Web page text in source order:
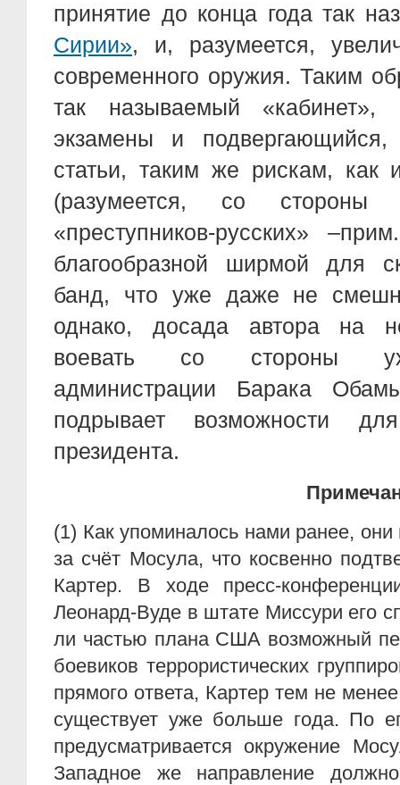
принятие до конца года так
Сирии», и, разумеется,
современного оружия. Таким
так называемый «кабинет»,
экзамены и
статьи, таким же рискам, как
(разумеется, со стороны
«преступников-русских»
благообразной ширмой для
банд, что уже даже не
однако, досада автора на
воевать со стороны
администрации Барака
подрывает возможности
президента.
(1) Как упоминалось нами ранее, они
за счёт Мосула, что косвенно
Картер. В ходе пресс-
Леонард-Вуде в штате Миссури его
ли частью плана США возможный
боевиков террористических
прямого ответа, Картер тем не
существует уже больше года. По
предусматривается окружение
Западное же направление